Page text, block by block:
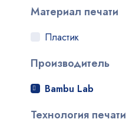
Материал печати
Пластик
Производитель
Bambu Lab
Технология печати